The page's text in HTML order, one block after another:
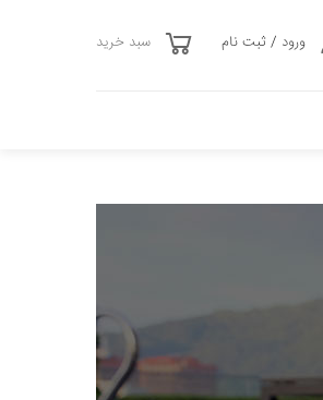
ورود / ثبت نام سبد خرید